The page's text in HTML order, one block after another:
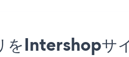
Intershopサ